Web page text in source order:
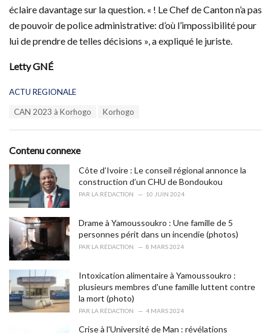
éclaire davantage sur la question. « ! Le Chef de Canton n’a pas
de pouvoir de police administrative: d’où l’impossibilité pour
lui de prendre de telles décisions », a expliqué le juriste.
Letty GNÉ
C
o
r
i
s
:
ACTU REGIONALE
:
CAN 2023 à Korhogo Korhogo
Contenu connexe
Côte d’Ivoire : Le conseil régional annonce la
construction d’un CHU de Bondoukou
PAR LA RÉDACTION 10 JUIN 2024
Drame à Yamoussoukro : Une famille de 5
personnes périt dans un incendie (photos)
PAR LA RÉDACTION 8 MARS 2024
Intoxication alimentaire à Yamoussoukro :
plusieurs membres d'une famille luttent contre
la mort (photo)
PAR LA RÉDACTION 4 MARS 2024
Crise à l'Université de Man : révélations